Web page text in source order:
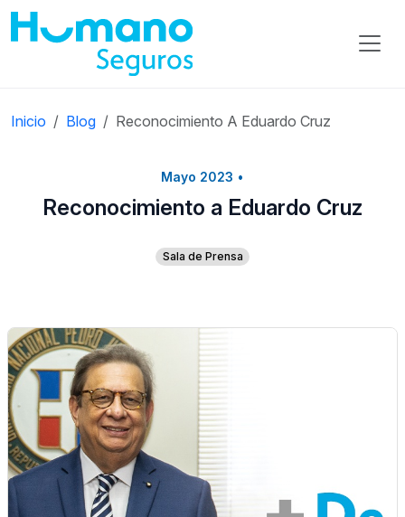
Inicio Blog Reconocimiento A Eduardo Cruz
Mayo 2023 •
Reconocimiento a Eduardo Cruz
Sala de Prensa